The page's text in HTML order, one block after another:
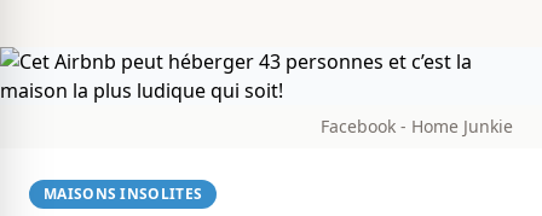
Facebook - Home Junkie
MAISONS INSOLITES